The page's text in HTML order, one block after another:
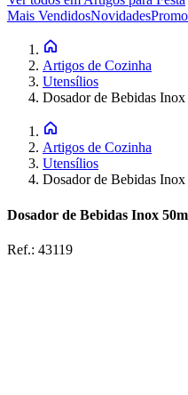
Mais VendidosNovidades
Artigos de Cozinha
Utensílios
Dosador de Bebidas
Artigos de Cozinha
Utensílios
Dosador de Bebidas
Dosador de Bebidas Inox
Ref.: 43119